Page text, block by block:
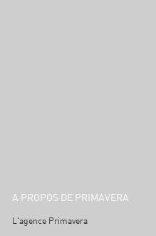
A PROPOS DE PRIMAVERA
L'agence Primavera